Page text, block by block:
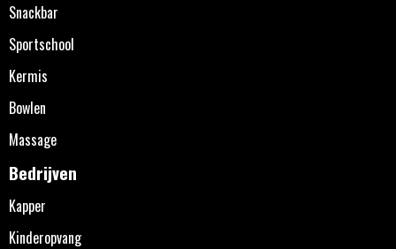
Snackbar
Sportschool
Kermis
Bowlen
Massage
Bedrijven
Kapper
Kinderopvang